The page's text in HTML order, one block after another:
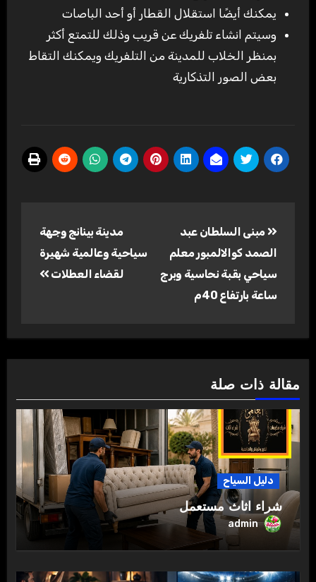
يمكنك أيضًا استقلال القطار أو أحد الباصات
وسيتم انشاء تلفريك عن قريب وذلك للتمتع أكثر
بمنظر الخلاب للمدينة من التلفريك ويمكنك التقاط
بعض الصور التذكارية
المقالات
مبنى السلطان عبد
الصمد كوالالمبور معلم
سياحي بقبة نحاسية وبرج
ساعة بارتفاع 40م
مدينة بينانج وجهة
سياحية وعالمية شهيرة
لقضاء العطلات
مقالة ذات صلة
دليل السياح
شراء اثاث مستعمل
admin